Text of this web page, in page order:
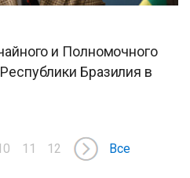
и Полномочного
Бразилия в
11 12 Все